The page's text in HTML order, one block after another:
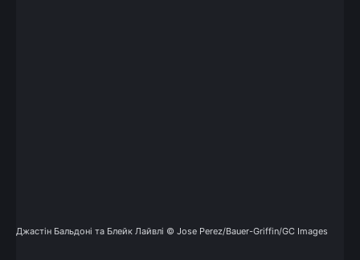
Джастін Бальдоні та Блейк Лайвлі © Jose Perez/Bauer-Griffin/GC Images